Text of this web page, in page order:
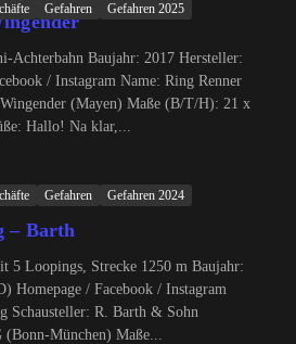
Gefahren Gefahren 2025
Achterbahn Baujahr: 2017 Hersteller:
/ Instagram Name: Ring Renner
(Mayen) Maße (B/T/H): 21 x
Hallo! Na klar,...
Gefahren
Gefahren 2024
– Barth
5 Loopings, Strecke 1250 m Baujahr:
Homepage / Facebook / Instagram
Schausteller: R. Barth & Sohn
(Bonn-München) Maße...